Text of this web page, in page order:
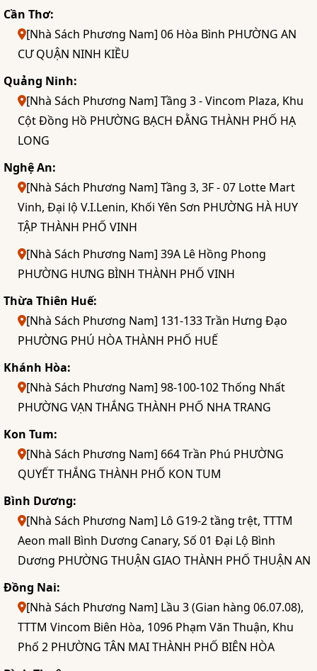
Cần Thơ:
[Nhà Sách Phương Nam] 06 Hòa Bình PHƯỜNG AN
CƯ QUẬN NINH KIỀU
Quảng Ninh:
[Nhà Sách Phương Nam] Tầng 3 - Vincom Plaza, Khu
Cột Đồng Hồ PHƯỜNG BẠCH ĐẰNG THÀNH PHỐ HẠ
LONG
Nghệ An:
[Nhà Sách Phương Nam] Tầng 3, 3F - 07 Lotte Mart
Vinh, Đại lộ V.I.Lenin, Khối Yên Sơn PHƯỜNG HÀ HUY
TẬP THÀNH PHỐ VINH
[Nhà Sách Phương Nam] 39A Lê Hồng Phong
PHƯỜNG HƯNG BÌNH THÀNH PHỐ VINH
Thừa Thiên Huế:
[Nhà Sách Phương Nam] 131-133 Trần Hưng Đạo
PHƯỜNG PHÚ HÒA THÀNH PHỐ HUẾ
Khánh Hòa:
[Nhà Sách Phương Nam] 98-100-102 Thống Nhất
PHƯỜNG VẠN THẮNG THÀNH PHỐ NHA TRANG
Kon Tum:
[Nhà Sách Phương Nam] 664 Trần Phú PHƯỜNG
QUYẾT THẮNG THÀNH PHỐ KON TUM
Bình Dương:
[Nhà Sách Phương Nam] Lô G19-2 tầng trệt, TTTM
Aeon mall Bình Dương Canary, Số 01 Đại Lộ Bình
Dương PHƯỜNG THUẬN GIAO THÀNH PHỐ THUẬN AN
Đồng Nai:
[Nhà Sách Phương Nam] Lầu 3 (Gian hàng 06.07.08),
TTTM Vincom Biên Hòa, 1096 Phạm Văn Thuận, Khu
Phố 2 PHƯỜNG TÂN MAI THÀNH PHỐ BIÊN HÒA